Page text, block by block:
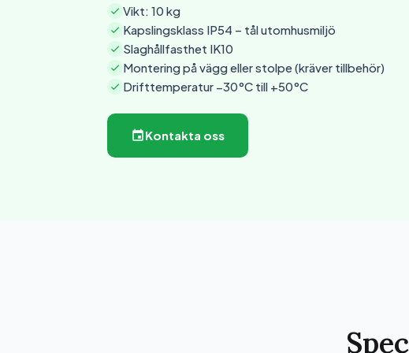
Vikt: 10 kg
Kapslingsklass IP54 – tål utomhusmiljö
Slaghållfasthet IK10
Montering på vägg eller stolpe (kräver tillbehör)
Drifttemperatur −30°C till +50°C
Kontakta oss